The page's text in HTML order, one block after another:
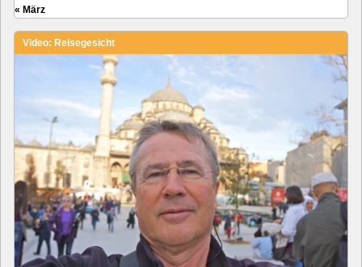
« März
Video: Reisegesicht